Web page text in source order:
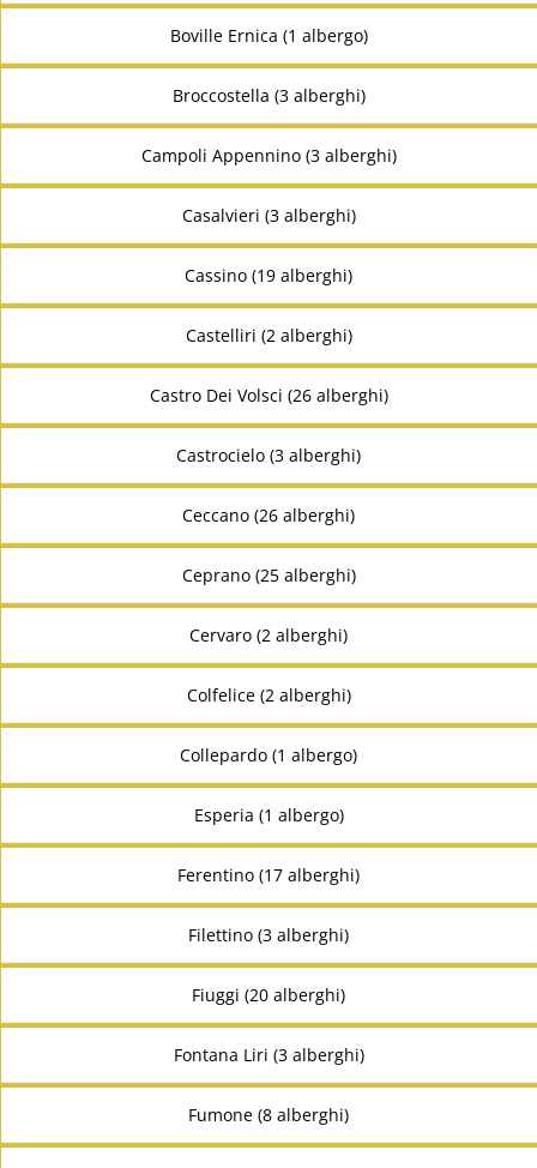
Boville Ernica (1 albergo)
Broccostella (3 alberghi)
Campoli Appennino (3 alberghi)
Casalvieri (3 alberghi)
Cassino (19 alberghi)
Castelliri (2 alberghi)
Castro Dei Volsci (26 alberghi)
Castrocielo (3 alberghi)
Ceccano (26 alberghi)
Ceprano (25 alberghi)
Cervaro (2 alberghi)
Colfelice (2 alberghi)
Collepardo (1 albergo)
Esperia (1 albergo)
Ferentino (17 alberghi)
Filettino (3 alberghi)
Fiuggi (20 alberghi)
Fontana Liri (3 alberghi)
Fumone (8 alberghi)